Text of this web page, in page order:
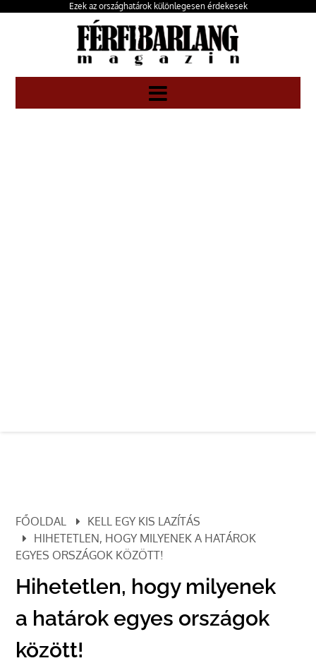
Ezek az országhatárok különlegesen érdekesek
FŐOLDAL
KELL EGY KIS LAZÍTÁS
HIHETETLEN, HOGY MILYENEK A HATÁROK
EGYES ORSZÁGOK KÖZÖTT!
Hihetetlen, hogy milyenek
a határok egyes országok
között!